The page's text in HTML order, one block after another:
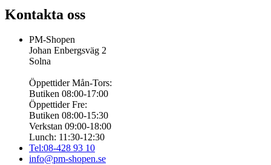
Kontakta oss
PM-Shopen
Johan Enbergsväg 2
Solna
Öppettider Mån-Tors:
Butiken 08:00-17:00
Öppettider Fre:
Butiken 08:00-15:30
Verkstan 09:00-18:00
Lunch: 11:30-12:30
Tel:08-428 93 10
info@pm-shopen.se